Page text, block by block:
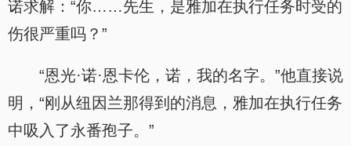
诺求解：“你……先生，是雅加在执行任务时受的
伤很严重吗？”
“恩光·诺·恩卡伦，诺，我的名字。”他直接说
明，“刚从纽因兰那得到的消息，雅加在执行任务
中吸入了永番孢子。”